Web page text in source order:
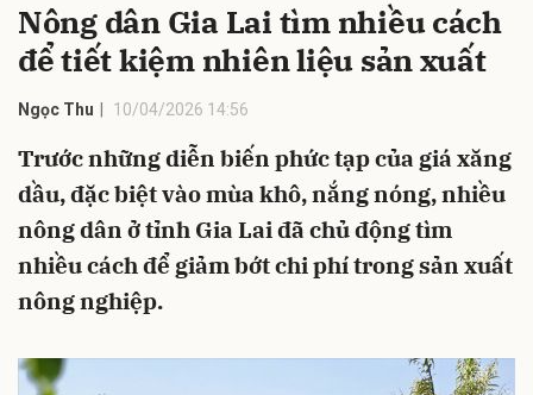
Nông dân Gia Lai tìm nhiều cách
để tiết kiệm nhiên liệu sản xuất
Ngọc Thu 10/04/2026 14:56
Trước những diễn biến phức tạp của giá xăng
dầu, đặc biệt vào mùa khô, nắng nóng, nhiều
nông dân ở tỉnh Gia Lai đã chủ động tìm
nhiều cách để giảm bớt chi phí trong sản xuất
nông nghiệp.
Hủy Gửi